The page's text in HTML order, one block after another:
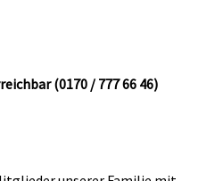
(0170 / 777 66 46)